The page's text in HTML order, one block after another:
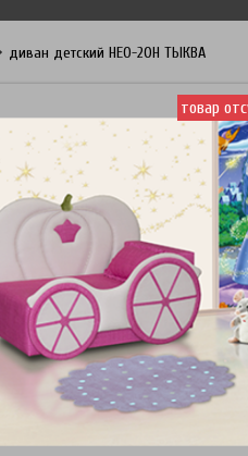
диван детский НЕО-20Н ТЫКВА
товар